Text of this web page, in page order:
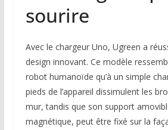
sourire
Avec le chargeur Uno, Ugreen a
design innovant. Ce modèle
robot humanoïde qu’à un simple
pieds de l’appareil dissimulent les
mur, tandis que son support
magnétique, peut être fixé sur la